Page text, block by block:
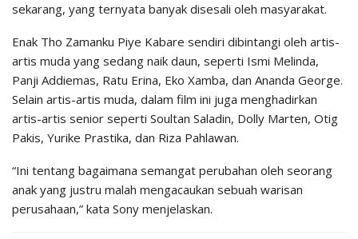
sekarang, yang ternyata banyak disesali oleh masyarakat.
Enak Tho Zamanku Piye Kabare sendiri dibintangi oleh artis-
artis muda yang sedang naik daun, seperti Ismi Melinda,
Panji Addiemas, Ratu Erina, Eko Xamba, dan Ananda George.
Selain artis-artis muda, dalam film ini juga menghadirkan
artis-artis senior seperti Soultan Saladin, Dolly Marten, Otig
Pakis, Yurike Prastika, dan Riza Pahlawan.
“Ini tentang bagaimana semangat perubahan oleh seorang
anak yang justru malah mengacaukan sebuah warisan
perusahaan,” kata Sony menjelaskan.